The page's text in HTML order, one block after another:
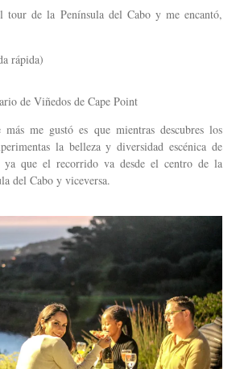
tour de la Península del Cabo y me encantó,
rápida)
de Viñedos de Cape Point
me gustó es que mientras descubres los
la belleza y diversidad escénica de
ya que el recorrido va desde el centro de la
del Cabo y viceversa.